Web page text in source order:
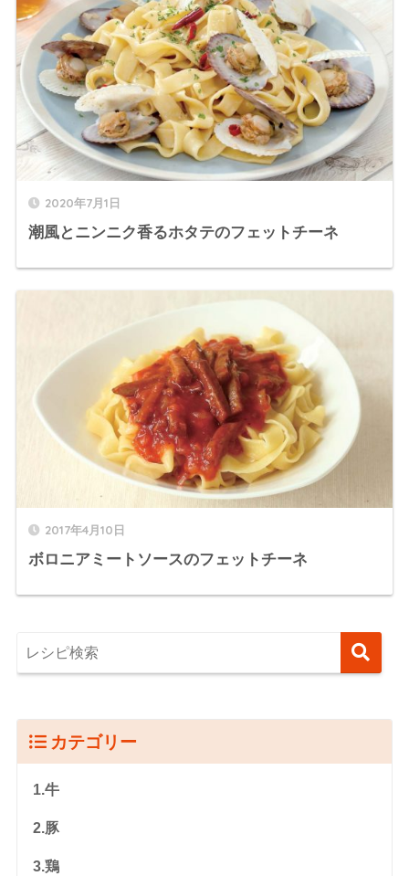
2020年7月1日
潮風とニンニク香るホタテのフェットチーネ
2017年4月10日
ボロニアミートソースのフェットチーネ
カテゴリー
1.牛
2.豚
3.鶏